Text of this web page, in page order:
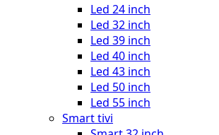
UHD 32 inch
Bảo hành
Trạm bảo hành
Hỏi & Đáp bảo hành
Điều khoản bảo hành
Chính sách bảo hành
Hướng dẫn sử dụng sản phẩm
Bài viết
Sử dụng tủ đông